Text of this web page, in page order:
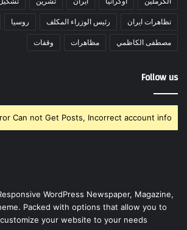
تظاهرات ايران رئيس الوزراء المكلف روسيا
مصطفى الكاظمي مظاهرات وقفات
Follow us
Can not Get Posts, Incorrect account info.
WordPress Newspaper, Magazine,
Packed with options that allow you to
your website to your needs.